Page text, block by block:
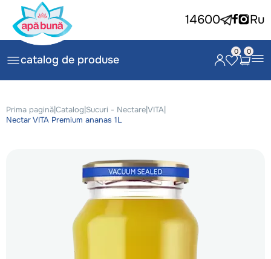
14600 Ru
catalog de produse
0 0
Prima pagină|Catalog|Sucuri - Nectare|VITA|
Nectar VITA Premium ananas 1L